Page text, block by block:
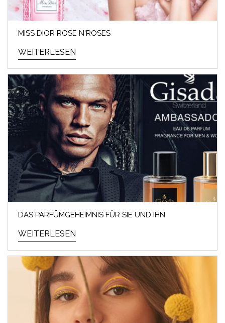
MISS DIOR ROSE N'ROSES
WEITERLESEN
DAS PARFÜMGEHEIMNIS FÜR SIE UND IHN
WEITERLESEN